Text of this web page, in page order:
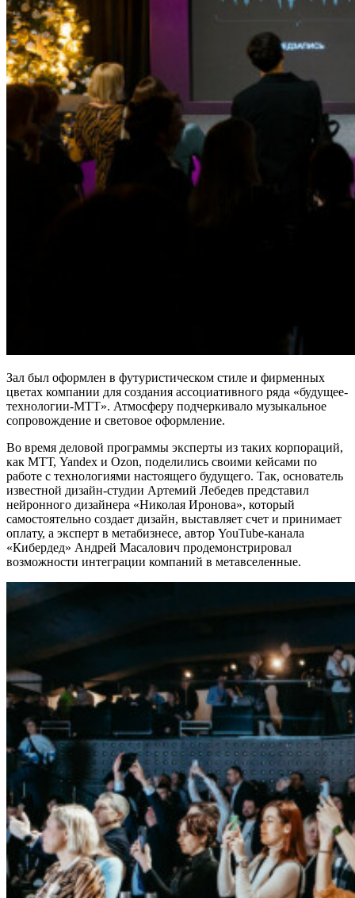
Зал был оформлен в футуристическом стиле и фирменных
цветах компании для создания ассоциативного ряда «будущее-
технологии-МТТ». Атмосферу подчеркивало музыкальное
сопровождение и световое оформление.
Во время деловой программы эксперты из таких корпораций,
как МТТ, Yandex и Ozon, поделились своими кейсами по
работе с технологиями настоящего будущего. Так, основатель
известной дизайн-студии Артемий Лебедев представил
нейронного дизайнера «Николая Иронова», который
самостоятельно создает дизайн, выставляет счет и принимает
оплату, а эксперт в метабизнесе, автор YouTube-канала
«Кибердед» Андрей Масалович продемонстрировал
возможности интеграции компаний в метавселенные.